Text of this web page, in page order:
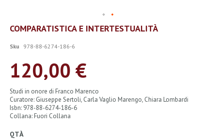
Vai
all'inizio
galleria
immagini
COMPARATISTICA E INTERTESTUALITÀ
Sku 978-88-6274-186-6
120,00 €
Studi in onore di Franco Marenco
Curatore: Giuseppe Sertoli, Carla Vaglio Marengo, Chiara Lombardi
Isbn: 978-88-6274-186-6
Collana: Fuori Collana
QTÀ